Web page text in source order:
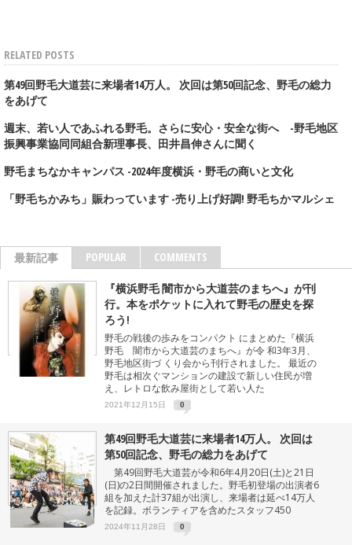
RELATED POSTS
第49回野毛大道芸に来場者14万人。 次回は第50回記念、野毛の総力
をあげて
週末、若い人であふれる野毛。さらに安心・安全な街へ -野毛地区
振興事業協同同組合新理事長、田井昌伸さんに聞く
野毛まちなかキャンパス -2024年度横浜・野毛の商いと文化
「野毛ちかみち」賑わっています -売り上げ好調! 野毛ちかマルシェ
最新記事 POPULAR COMMENTS
『横浜野毛 闇市から大道芸のまちへ』が刊
行。本をポケットに入れて野毛の歴史を探
ろう!
野毛の戦後の歩みをコンパクト にまとめた『横浜
野毛 闇市から大道芸のまちへ』が令 和3年3月、
野毛地区街づ くり会から刊行されました。 最近の
野毛は相次ぐマンションの建設で新しい住民が増
え、レトロな飲み屋街として若い人た
2021年12月15日 0
第49回野毛大道芸に来場者14万人。 次回は
第50回記念、野毛の総力をあげて
第49回野毛大道芸が令和6年4月20日(土)と21日
(日)の2日間開催されました。野毛初登場の出演者6
組を加えた計37組が出演し、来場者は延べ14万人
を記録。ボランティアを含めたスタッフ450
2024年11月28日 0